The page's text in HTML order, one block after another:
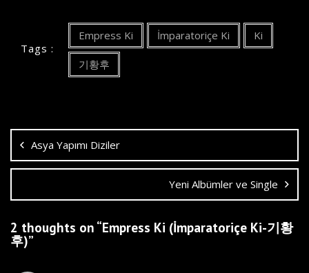
Tags :
Empress Ki İmparatoriçe Ki Ki
기황후
dolaşımı
Asya Yapımı Diziler
Yeni Albümler ve Single
2 thoughts on “Empress Ki (İmparatoriçe Ki-기황
후)”